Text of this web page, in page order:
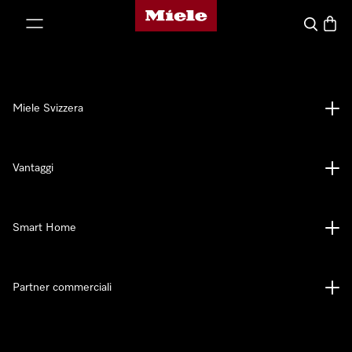
Homepage di Miele
Cerca
Miele Svizzera
Vantaggi
Smart Home
Partner commerciali